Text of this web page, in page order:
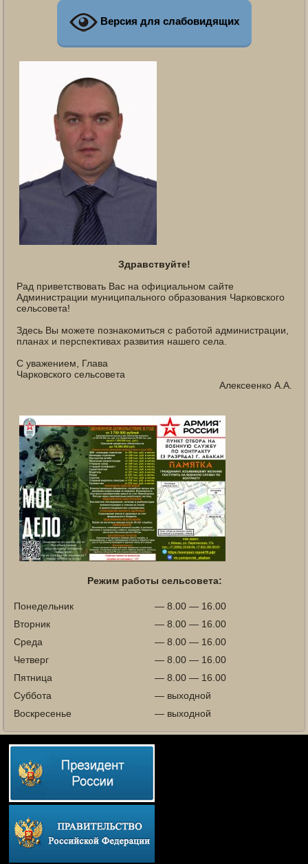
Версия для слабовидящих
Здравствуйте!
Рад приветствовать Вас на официальном сайте
Администрации муниципального образования Чарковского
сельсовета!
Здесь Вы можете познакомиться с работой администрации,
планах и перспективах развития нашего села.
С уважением, Глава
Чарковского сельсовета
Алексеенко А.А.
Режим работы сельсовета:
Понедельник
— 8.00 — 16.00
Вторник
— 8.00 — 16.00
Среда
— 8.00 — 16.00
Четверг
— 8.00 — 16.00
Пятница
— 8.00 — 16.00
Суббота
— выходной
Воскресенье
— выходной